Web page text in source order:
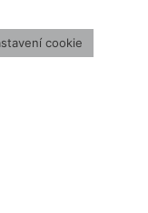
cookie